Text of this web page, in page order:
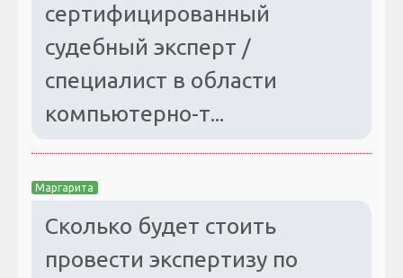
сертифицированный
судебный эксперт /
специалист в области
компьютерно-т...
Маргарита
Сколько будет стоить
провести экспертизу по